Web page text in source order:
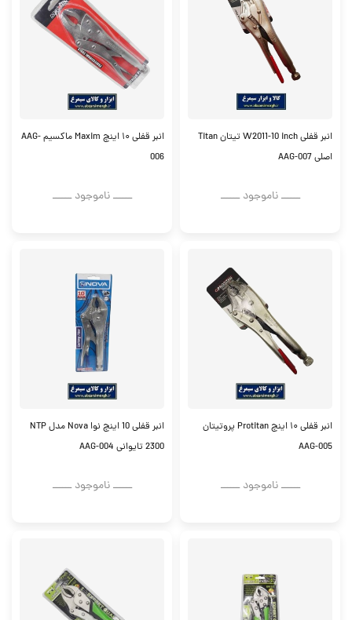
انبر قفلی W2011-10 inch تیتان Titan
اصلی AAG-007
ــــــ ناموجود ــــــ
انبر قفلی ۱۰ اینچ Maxim ماکسیم AAG-
006
ــــــ ناموجود ــــــ
انبر قفلی ۱۰ اینچ Protitan پروتیتان
AAG-005
ــــــ ناموجود ــــــ
انبر قفلی 10 اینچ نوا Nova مدل NTP
2300 تایوانی AAG-004
ــــــ ناموجود ــــــ